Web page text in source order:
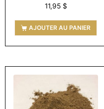
11,95 $
AJOUTER AU PANIER